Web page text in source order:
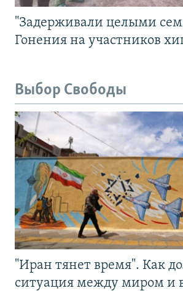
"Задерживали целыми
Гонения на участников
Выбор Свободы
"Иран тянет время". Как
ситуация между миром и